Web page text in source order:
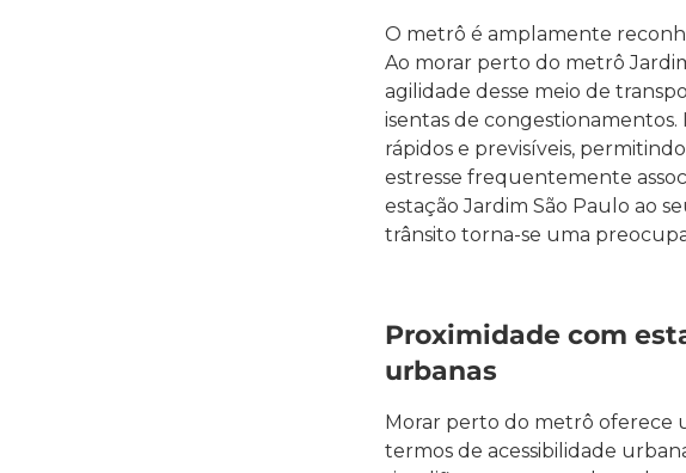
O metrô é amplamente
Ao morar perto do metrô
agilidade desse meio de
isentas de congestionamentos.
rápidos e previsíveis,
estresse frequentemente
estação Jardim São Paulo ao
trânsito torna-se uma
Proximidade com
urbanas
Morar perto do metrô oferece
termos de acessibilidade